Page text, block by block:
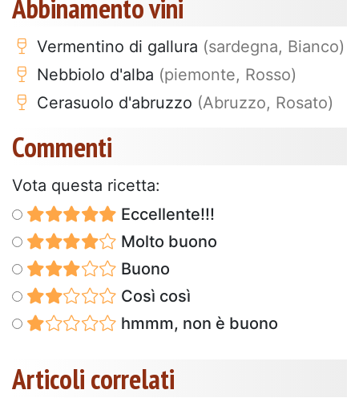
Abbinamento vini
Vermentino di gallura (sardegna, Bianco)
Nebbiolo d'alba (piemonte, Rosso)
Cerasuolo d'abruzzo (Abruzzo, Rosato)
Commenti
Vota questa ricetta:
Eccellente!!!
Molto buono
Buono
Così così
hmmm, non è buono
Articoli correlati